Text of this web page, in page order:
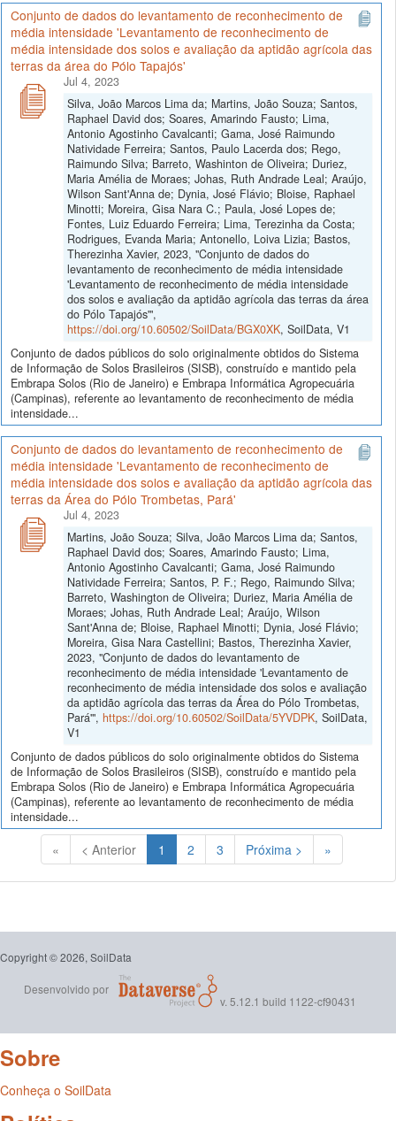
Conjunto de dados do levantamento de reconhecimento de
média intensidade 'Levantamento de reconhecimento de
média intensidade dos solos e avaliação da aptidão agrícola das
terras da área do Pólo Tapajós'
Jul 4, 2023
Silva, João Marcos Lima da; Martins, João Souza; Santos,
Raphael David dos; Soares, Amarindo Fausto; Lima,
Antonio Agostinho Cavalcanti; Gama, José Raimundo
Natividade Ferreira; Santos, Paulo Lacerda dos; Rego,
Raimundo Silva; Barreto, Washinton de Oliveira; Duriez,
Maria Amélia de Moraes; Johas, Ruth Andrade Leal; Araújo,
Wilson Sant'Anna de; Dynia, José Flávio; Bloise, Raphael
Minotti; Moreira, Gisa Nara C.; Paula, José Lopes de;
Fontes, Luiz Eduardo Ferreira; Lima, Terezinha da Costa;
Rodrigues, Evanda Maria; Antonello, Loiva Lizia; Bastos,
Therezinha Xavier, 2023, "Conjunto de dados do
levantamento de reconhecimento de média intensidade
'Levantamento de reconhecimento de média intensidade
dos solos e avaliação da aptidão agrícola das terras da área
do Pólo Tapajós'",
https://doi.org/10.60502/SoilData/BGX0XK, SoilData, V1
Conjunto de dados públicos do solo originalmente obtidos do Sistema
de Informação de Solos Brasileiros (SISB), construído e mantido pela
Embrapa Solos (Rio de Janeiro) e Embrapa Informática Agropecuária
(Campinas), referente ao levantamento de reconhecimento de média
intensidade...
Conjunto de dados do levantamento de reconhecimento de
média intensidade 'Levantamento de reconhecimento de
média intensidade dos solos e avaliação da aptidão agrícola das
terras da Área do Pólo Trombetas, Pará'
Jul 4, 2023
Martins, João Souza; Silva, João Marcos Lima da; Santos,
Raphael David dos; Soares, Amarindo Fausto; Lima,
Antonio Agostinho Cavalcanti; Gama, José Raimundo
Natividade Ferreira; Santos, P. F.; Rego, Raimundo Silva;
Barreto, Washington de Oliveira; Duriez, Maria Amélia de
Moraes; Johas, Ruth Andrade Leal; Araújo, Wilson
Sant'Anna de; Bloise, Raphael Minotti; Dynia, José Flávio;
Moreira, Gisa Nara Castellini; Bastos, Therezinha Xavier,
2023, "Conjunto de dados do levantamento de
reconhecimento de média intensidade 'Levantamento de
reconhecimento de média intensidade dos solos e avaliação
da aptidão agrícola das terras da Área do Pólo Trombetas,
Pará'", https://doi.org/10.60502/SoilData/5YVDPK, SoilData,
V1
Conjunto de dados públicos do solo originalmente obtidos do Sistema
de Informação de Solos Brasileiros (SISB), construído e mantido pela
Embrapa Solos (Rio de Janeiro) e Embrapa Informática Agropecuária
(Campinas), referente ao levantamento de reconhecimento de média
intensidade...
« < Anterior 1 (Atual)
2 3 Próxima > »
Copyright © 2026, SoilData
Desenvolvido por
v. 5.12.1 build 1122-cf90431
Sobre
Conheça o SoilData